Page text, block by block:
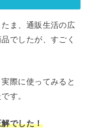
ま、通販生活の広
でしたが、すごく
際に使ってみると
す。
でした！